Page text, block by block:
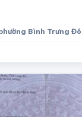
phường Bình Trưng